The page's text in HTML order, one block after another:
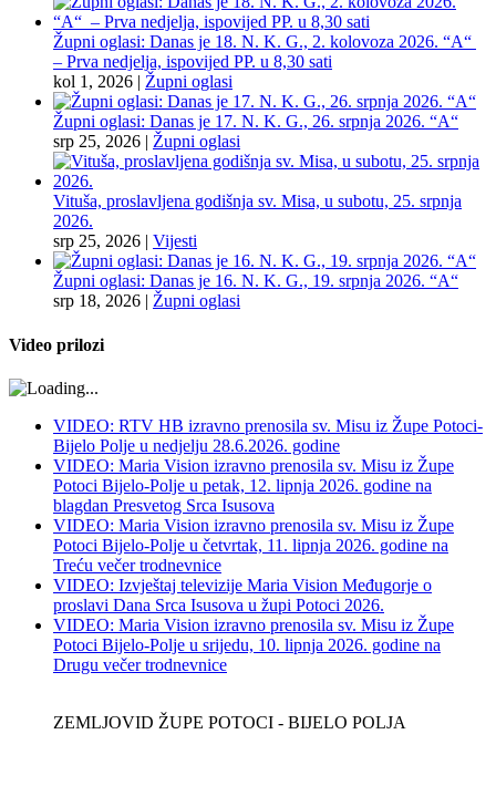
Župni oglasi: Danas je 18. N. K. G., 2. kolovoza 2026. “A“
– Prva nedjelja, ispovijed PP. u 8,30 sati
kol 1, 2026 | Župni oglasi
Župni oglasi: Danas je 17. N. K. G., 26. srpnja 2026. “A“
srp 25, 2026 | Župni oglasi
Vituša, proslavljena godišnja sv. Misa, u subotu, 25. srpnja
2026.
srp 25, 2026 | Vijesti
Župni oglasi: Danas je 16. N. K. G., 19. srpnja 2026. “A“
srp 18, 2026 | Župni oglasi
Video prilozi
VIDEO: RTV HB izravno prenosila sv. Misu iz Župe Potoci-
Bijelo Polje u nedjelju 28.6.2026. godine
VIDEO: Maria Vision izravno prenosila sv. Misu iz Župe
Potoci Bijelo-Polje u petak, 12. lipnja 2026. godine na
blagdan Presvetog Srca Isusova
VIDEO: Maria Vision izravno prenosila sv. Misu iz Župe
Potoci Bijelo-Polje u četvrtak, 11. lipnja 2026. godine na
Treću večer trodnevnice
VIDEO: Izvještaj televizije Maria Vision Međugorje o
proslavi Dana Srca Isusova u župi Potoci 2026.
VIDEO: Maria Vision izravno prenosila sv. Misu iz Župe
Potoci Bijelo-Polje u srijedu, 10. lipnja 2026. godine na
Drugu večer trodnevnice
ZEMLJOVID ŽUPE POTOCI - BIJELO POLJA